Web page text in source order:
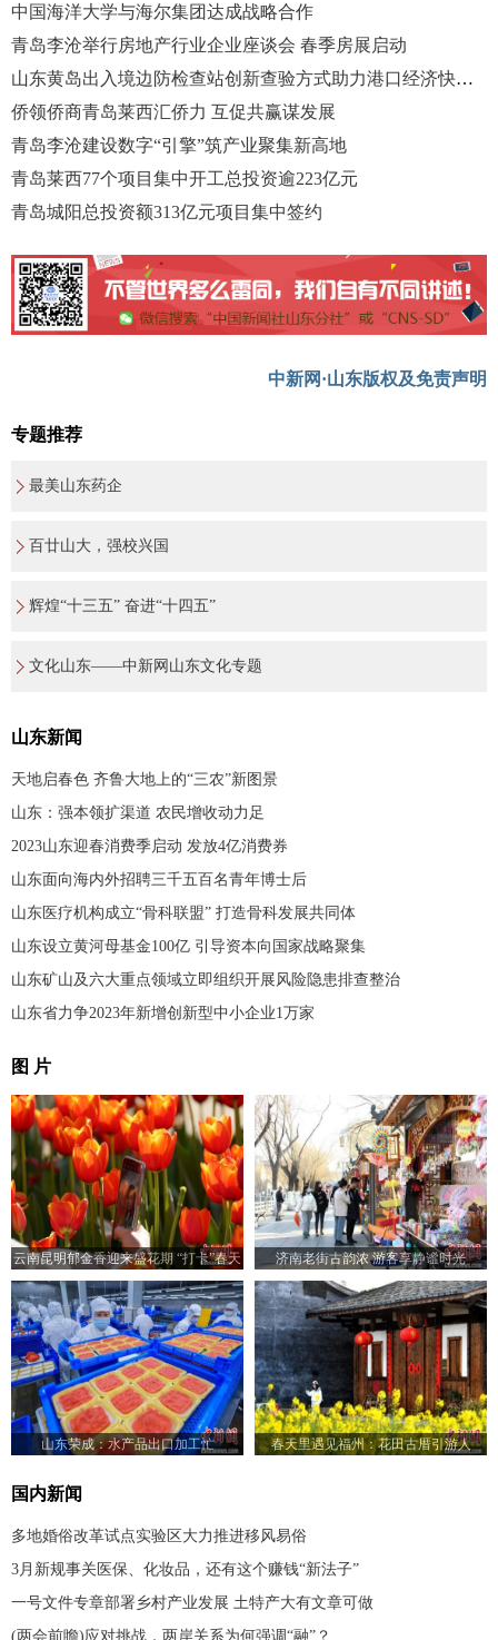
中国海洋大学与海尔集团达成战略合作
青岛李沧举行房地产行业企业座谈会 春季房展启动
山东黄岛出入境边防检查站创新查验方式助力港口经济快速恢复
侨领侨商青岛莱西汇侨力 互促共赢谋发展
青岛李沧建设数字“引擎”筑产业聚集新高地
青岛莱西77个项目集中开工总投资逾223亿元
青岛城阳总投资额313亿元项目集中签约
中新网·山东版权及免责声明
专题推荐
最美山东药企
百廿山大，强校兴国
辉煌“十三五” 奋进“十四五”
文化山东——中新网山东文化专题
山东新闻
天地启春色 齐鲁大地上的“三农”新图景
山东：强本领扩渠道 农民增收动力足
2023山东迎春消费季启动 发放4亿消费券
山东面向海内外招聘三千五百名青年博士后
山东医疗机构成立“骨科联盟” 打造骨科发展共同体
山东设立黄河母基金100亿 引导资本向国家战略聚集
山东矿山及六大重点领域立即组织开展风险隐患排查整治
山东省力争2023年新增创新型中小企业1万家
图 片
云南昆明郁金香迎来盛花期 “打卡”春天
的浪漫
济南老街古韵浓 游客享静谧时光
山东荣成：水产品出口加工忙 春天里遇见福州：花田古厝引游人
国内新闻
多地婚俗改革试点实验区大力推进移风易俗
3月新规事关医保、化妆品，还有这个赚钱“新法子”
一号文件专章部署乡村产业发展 土特产大有文章可做
(两会前瞻)应对挑战，两岸关系为何强调“融”？